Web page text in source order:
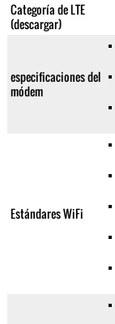
Categoría de LTE
(descargar)
especificaciones del
módem
Estándares WiFi